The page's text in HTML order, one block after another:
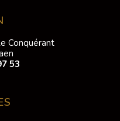
Conquérant
53